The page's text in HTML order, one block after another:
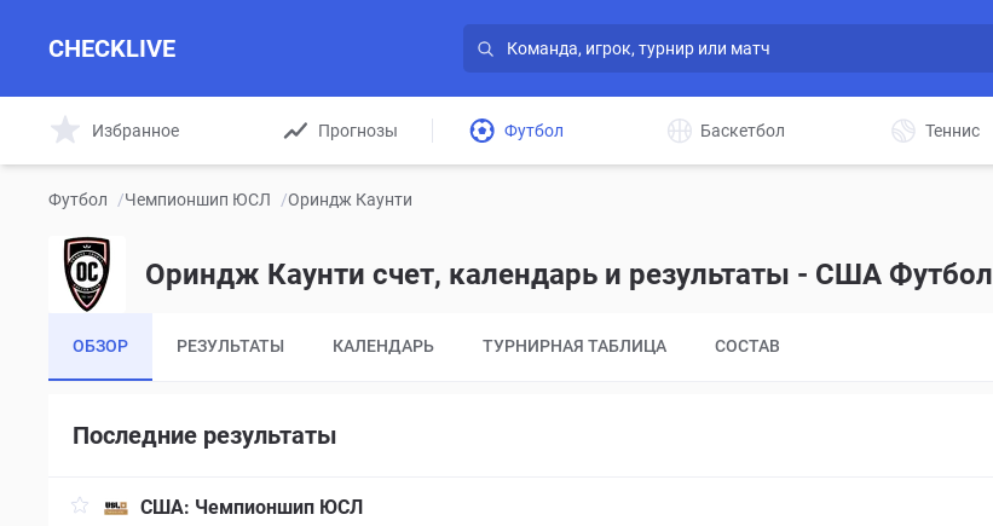
CHECKLIVE
Избранное Прогнозы Футбол Баскетбол Теннис
Футбол /Чемпионшип ЮСЛ /Ориндж Каунти
Ориндж Каунти счет, календарь и результаты - США Футбол
ОБЗОР РЕЗУЛЬТАТЫ КАЛЕНДАРЬ ТУРНИРНАЯ ТАБЛИЦА СОСТАВ
Последние результаты
США: Чемпионшип ЮСЛ